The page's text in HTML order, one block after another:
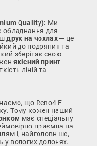
Quality): Ми
обладнання для
друк на чохлах — це
до подряпин та
зберігає свою
якісний принт
ліній та
що Reno4 F
Тому кожен наший
має спеціальну
приємна на
і, найголовніше,
у вологих долонях.